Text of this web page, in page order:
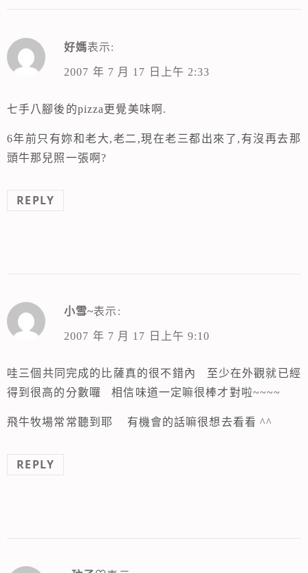
好媽表示:
2007 年 7 月 17 日上午 2:33
七手八腳後的pizza更覺美味啊.
6年前只有妳和老大,老二,現在老三都出來了,有沒再去那
頭牛那兒照一張啊?
REPLY
小雪~表示:
2007 年 7 月 17 日上午 9:10
哇三個共同完成的比薩真的很不錯內 至少在外觀就已經
得到很高的分數囉 相信味道一定嘛很棒才對啦~~~~
飛牛牧場常常聽到耶 有機會的話嘛很想去看看 ^^
REPLY